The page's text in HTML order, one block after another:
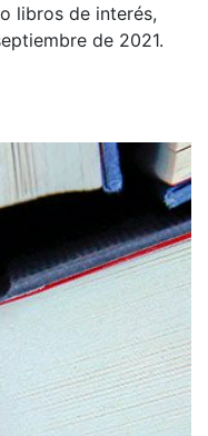
libros de interés,
de 2021.